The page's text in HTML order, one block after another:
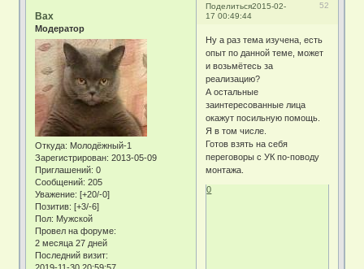
Поделиться 52
2015-02-
17 00:49:44
Bax
Модератор
Откуда: Молодёжный-1
Зарегистрирован: 2013-05-09
Приглашений: 0
Сообщений: 205
Уважение: [+20/-0]
Позитив: [+3/-6]
Пол: Мужской
Провел на форуме:
2 месяца 27 дней
Последний визит:
Ну а раз тема изучена, есть
опыт по данной теме, может
и возьмётесь за
реализацию?
А остальные
заинтересованные лица
окажут посильную помощь.
Я в том числе.
Готов взять на себя
переговоры с УК по-поводу
монтажа.
0